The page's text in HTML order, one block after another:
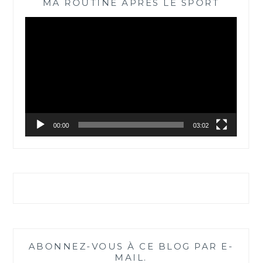
MA ROUTINE APRÈS LE SPORT
00:00 03:02
ABONNEZ-VOUS À CE BLOG PAR E-
MAIL.